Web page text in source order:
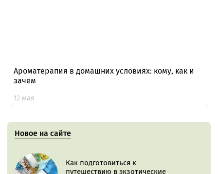
Ароматерапия в домашних условиях: кому, как и
зачем
12 мая
Новое на сайте
Как подготовиться к
путешествию в экзотические